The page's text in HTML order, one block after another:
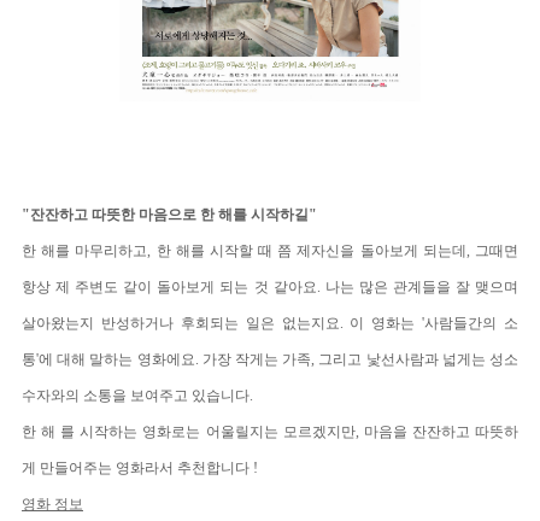
"잔잔하고 따뜻한 마음으로 한 해를 시작하길"
한 해를 마무리하고, 한 해를 시작할 때 쯤 제자신을 돌아보게 되는데, 그때면
항상 제 주변도 같이 돌아보게 되는 것 같아요. 나는 많은 관계들을 잘 맺으며
살아왔는지 반성하거나 후회되는 일은 없는지요. 이 영화는 '사람들간의 소
통'에 대해 말하는 영화에요. 가장 작게는 가족, 그리고 낯선사람과 넓게는 성소
수자와의 소통을 보여주고 있습니다.
한 해 를 시작하는 영화로는 어울릴지는 모르겠지만, 마음을 잔잔하고 따뜻하
게 만들어주는 영화라서 추천합니다 !
영화 정보